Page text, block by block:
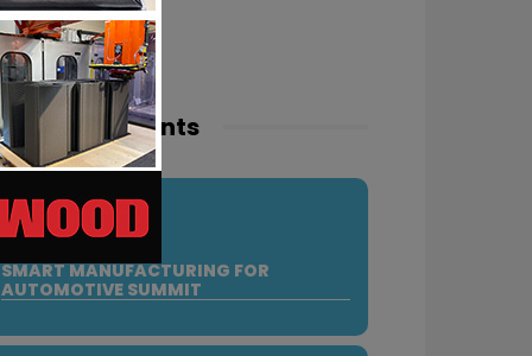
events
10
SEP
SMART MANUFACTURING FOR
AUTOMOTIVE SUMMIT